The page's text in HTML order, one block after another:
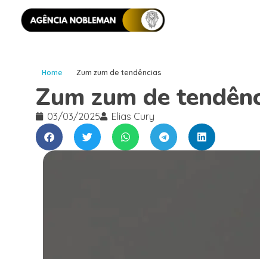
Home Zum zum de tendências
Zum zum de
03/03/2025 Elias Cury